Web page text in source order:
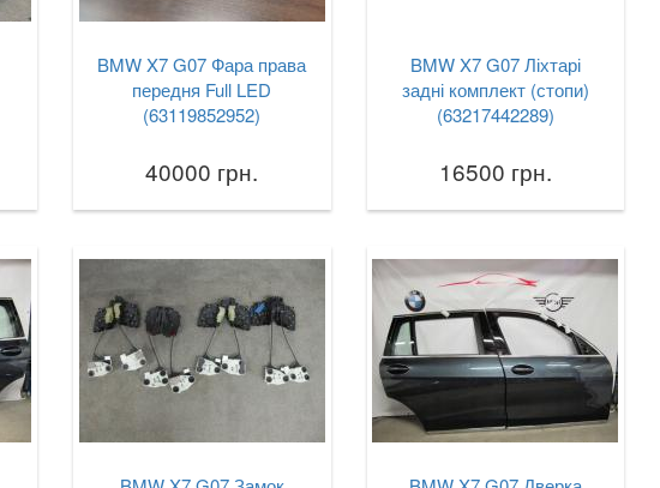
BMW X7 G07 Фара права
передня Full LED
(63119852952)
40000 грн.
BMW X7 G07 Ліхтарі
задні комплект (стопи)
(63217442289)
16500 грн.